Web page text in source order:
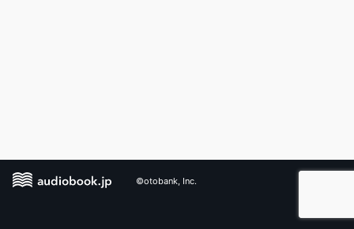
©otobank, Inc.